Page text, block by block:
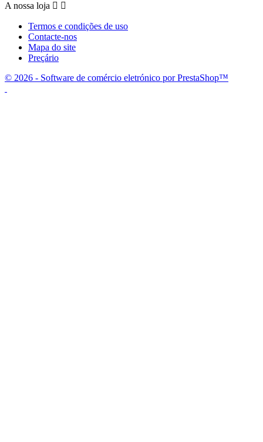
A nossa loja  
Termos e condições de uso
Contacte-nos
Mapa do site
Preçário
© 2026 - Software de comércio eletrónico por PrestaShop™